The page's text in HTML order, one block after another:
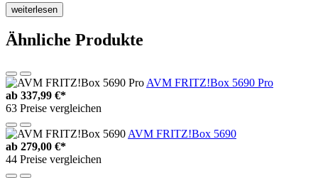
weiterlesen
Ähnliche Produkte
AVM FRITZ!Box 5690 Pro
ab 337,99 €*
63 Preise vergleichen
AVM FRITZ!Box 5690
ab 279,00 €*
44 Preise vergleichen